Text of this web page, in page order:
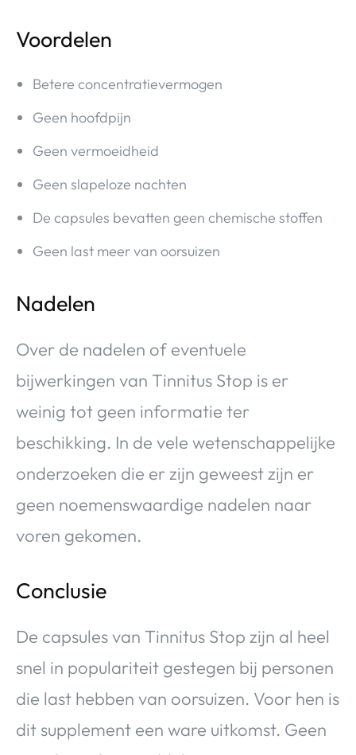
Voordelen
Betere concentratievermogen
Geen hoofdpijn
Geen vermoeidheid
Geen slapeloze nachten
De capsules bevatten geen chemische stoffen
Geen last meer van oorsuizen
Nadelen
Over de nadelen of eventuele
bijwerkingen van Tinnitus Stop is er
weinig tot geen informatie ter
beschikking. In de vele wetenschappelijke
onderzoeken die er zijn geweest zijn er
geen noemenswaardige nadelen naar
voren gekomen.
Conclusie
De capsules van Tinnitus Stop zijn al heel
snel in populariteit gestegen bij personen
die last hebben van oorsuizen. Voor hen is
dit supplement een ware uitkomst. Geen